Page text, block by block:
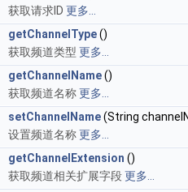
获取请求ID 更多...
getChannelType()
获取频道类型 更多...
getChannelName()
获取频道名称更多...
setChannelName(String
设置频道名称更多...
getChannelExtension ()
获取频道相关扩展字段更多...